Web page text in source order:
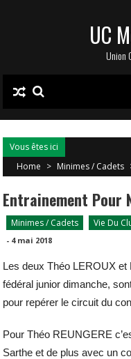
UC
Union
Vous êtes ici
Home > Minimes / Cadets
Entrainement Pour
Minimes / Cadets Vie Du
- 4 mai 2018
Les deux Théo LEROUX
fédéral junior dimanche,
pour repérer le circuit du
Pour Théo REUNGERE
Sarthe et de plus avec un